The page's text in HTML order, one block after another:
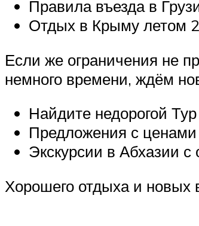
Правила въезда в
Отдых в Крыму летом
Если же ограничения не
немного времени, ждём
Найдите недорогой
Предложения с
Экскурсии в Абхазии
Хорошего отдыха и новых